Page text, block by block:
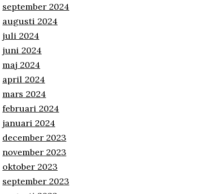
september 2024
augusti 2024
juli 2024
juni 2024
maj 2024
april 2024
mars 2024
februari 2024
januari 2024
december 2023
november 2023
oktober 2023
september 2023